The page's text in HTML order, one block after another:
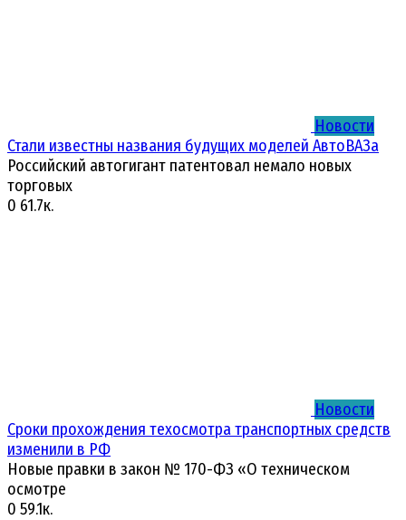
Новости
Стали известны названия будущих моделей АвтоВАЗа
Российский автогигант патентовал немало новых
торговых
0 61.7к.
Новости
Сроки прохождения техосмотра транспортных средств
изменили в РФ
Новые правки в закон № 170-ФЗ «О техническом
осмотре
0 59.1к.